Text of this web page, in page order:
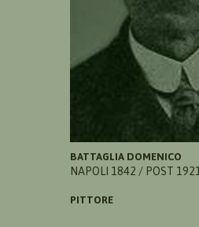
BATTAGLIA DOMENICO
NAPOLI 1842 / POST 1921
PITTORE